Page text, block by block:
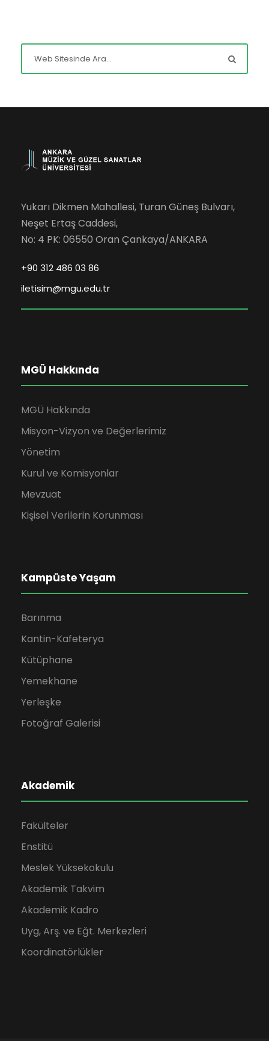
Yukarı Dikmen Mahallesi, Turan Güneş Bulvarı,
Neşet Ertaş Caddesi,
No: 4 PK: 06550 Oran Çankaya/ANKARA
+90 312 486 03 86
iletisim@mgu.edu.tr
MGÜ Hakkında
MGÜ Hakkında
Misyon-Vizyon ve Değerlerimiz
Yönetim
Kurul ve Komisyonlar
Mevzuat
Kişisel Verilerin Korunması
Kampüste Yaşam
Barınma
Kantin-Kafeterya
Kütüphane
Yemekhane
Yerleşke
Fotoğraf Galerisi
Akademik
Fakülteler
Enstitü
Meslek Yüksekokulu
Akademik Takvim
Akademik Kadro
Uyg, Arş. ve Eğt. Merkezleri
Koordinatörlükler